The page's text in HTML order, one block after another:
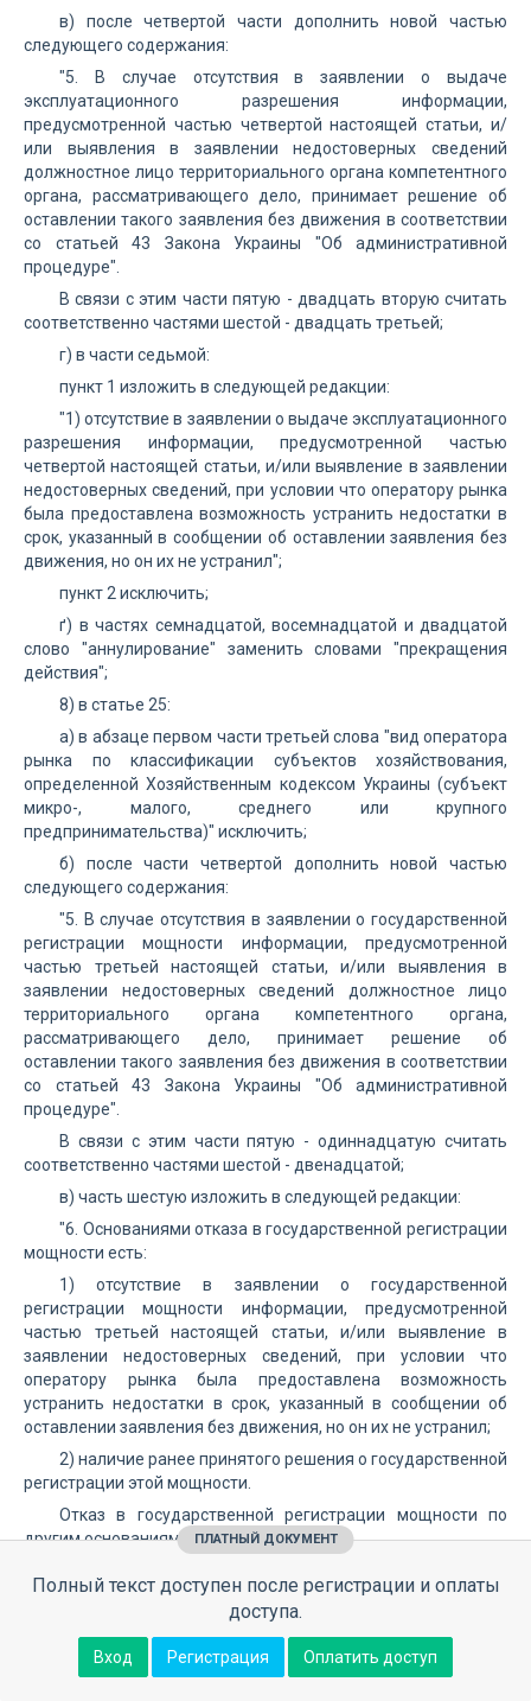
в) после четвертой части дополнить новой частью
следующего содержания:
"5. В случае отсутствия в заявлении о выдаче
эксплуатационного разрешения информации,
предусмотренной частью четвертой настоящей статьи, и/
или выявления в заявлении недостоверных сведений
должностное лицо территориального органа компетентного
органа, рассматривающего дело, принимает решение об
оставлении такого заявления без движения в соответствии
со статьей 43 Закона Украины "Об административной
процедуре".
В связи с этим части пятую - двадцать вторую считать
соответственно частями шестой - двадцать третьей;
г) в части седьмой:
пункт 1 изложить в следующей редакции:
"1) отсутствие в заявлении о выдаче эксплуатационного
разрешения информации, предусмотренной частью
четвертой настоящей статьи, и/или выявление в заявлении
недостоверных сведений, при условии что оператору рынка
была предоставлена возможность устранить недостатки в
срок, указанный в сообщении об оставлении заявления без
движения, но он их не устранил";
пункт 2 исключить;
ґ) в частях семнадцатой, восемнадцатой и двадцатой
слово "аннулирование" заменить словами "прекращения
действия";
8) в статье 25:
а) в абзаце первом части третьей слова "вид оператора
рынка по классификации субъектов хозяйствования,
определенной Хозяйственным кодексом Украины (субъект
микро-, малого, среднего или крупного
предпринимательства)" исключить;
б) после части четвертой дополнить новой частью
следующего содержания:
"5. В случае отсутствия в заявлении о государственной
регистрации мощности информации, предусмотренной
частью третьей настоящей статьи, и/или выявления в
заявлении недостоверных сведений должностное лицо
территориального органа компетентного органа,
рассматривающего дело, принимает решение об
оставлении такого заявления без движения в соответствии
со статьей 43 Закона Украины "Об административной
процедуре".
В связи с этим части пятую - одиннадцатую считать
соответственно частями шестой - двенадцатой;
в) часть шестую изложить в следующей редакции:
"6. Основаниями отказа в государственной регистрации
мощности есть:
1) отсутствие в заявлении о государственной
регистрации мощности информации, предусмотренной
частью третьей настоящей статьи, и/или выявление в
заявлении недостоверных сведений, при условии что
оператору рынка была предоставлена возможность
устранить недостатки в срок, указанный в сообщении об
оставлении заявления без движения, но он их не устранил;
2) наличие ранее принятого решения о государственной
регистрации этой мощности.
Отказ в государственной регистрации мощности по
другим основаниям не допускается.
обязательно указываются основание для отказа и
фактические обстоятельства, подтверждающие наличие
такого основания.
Решение об отказе в государственной регистрации
ПЛАТНЫЙ ДОКУМЕНТ
Полный текст доступен после регистрации и оплаты
доступа.
Вход Регистрация Оплатить доступ